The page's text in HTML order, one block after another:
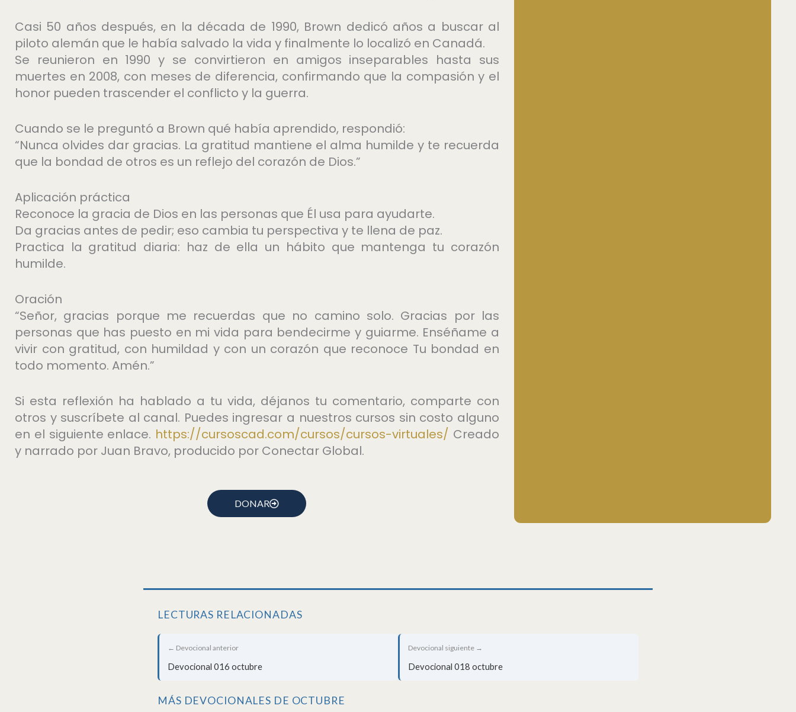
Casi 50 años después, en la década de 1990, Brown dedicó años a buscar al
piloto alemán que le había salvado la vida y finalmente lo localizó en Canadá.
Se reunieron en 1990 y se convirtieron en amigos inseparables hasta sus
muertes en 2008, con meses de diferencia, confirmando que la compasión y el
honor pueden trascender el conflicto y la guerra.
Cuando se le preguntó a Brown qué había aprendido, respondió:
“Nunca olvides dar gracias. La gratitud mantiene el alma humilde y te recuerda
que la bondad de otros es un reflejo del corazón de Dios.”
Aplicación práctica
Reconoce la gracia de Dios en las personas que Él usa para ayudarte.
Da gracias antes de pedir; eso cambia tu perspectiva y te llena de paz.
Practica la gratitud diaria: haz de ella un hábito que mantenga tu corazón
humilde.
Oración
“Señor, gracias porque me recuerdas que no camino solo. Gracias por las
personas que has puesto en mi vida para bendecirme y guiarme. Enséñame a
vivir con gratitud, con humildad y con un corazón que reconoce Tu bondad en
todo momento. Amén.”
Si esta reflexión ha hablado a tu vida, déjanos tu comentario, comparte con
otros y suscríbete al canal. Puedes ingresar a nuestros cursos sin costo alguno
en el siguiente enlace. https://cursoscad.com/cursos/cursos-virtuales/ Creado
y narrado por Juan Bravo, producido por Conectar Global.
DONAR
LECTURAS RELACIONADAS
← Devocional anterior
Devocional 016 octubre
Devocional siguiente →
Devocional 018 octubre
MÁS DEVOCIONALES DE OCTUBRE